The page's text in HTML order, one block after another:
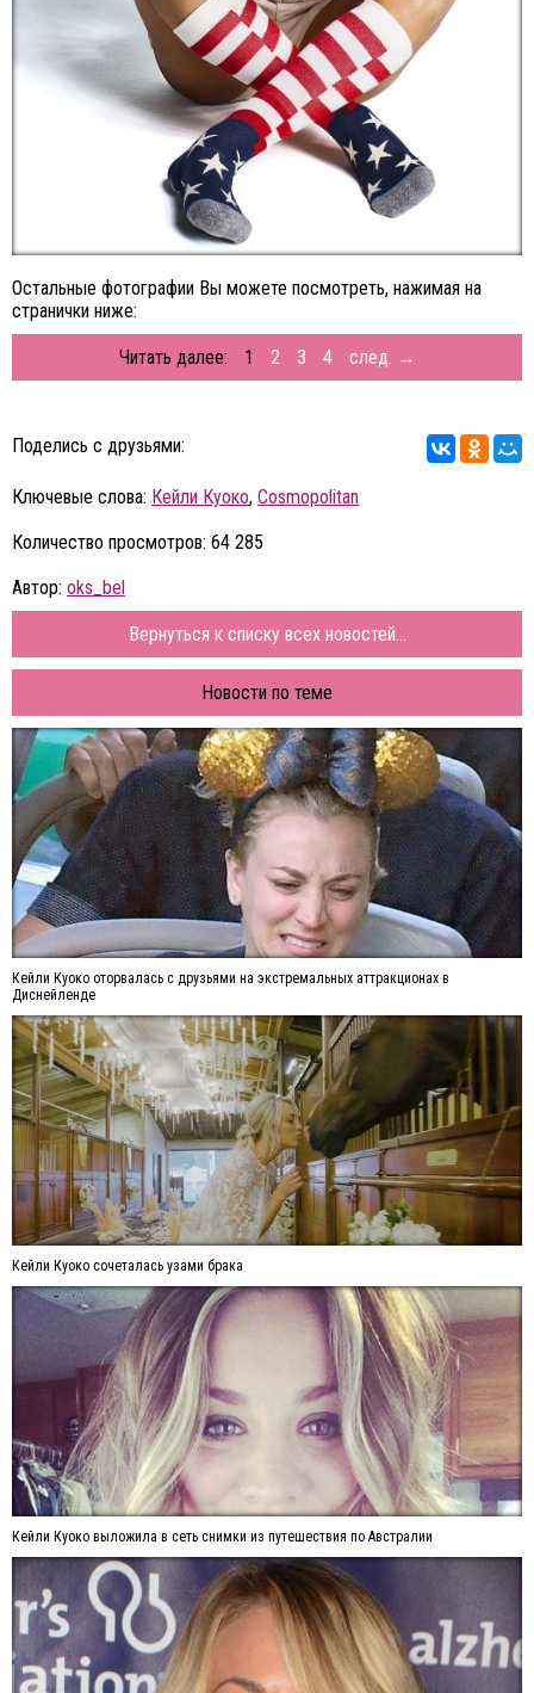
Остальные фотографии Вы можете посмотреть, нажимая на
странички ниже:
Читать далее: 1 2 3 4 след. →
Поделись с друзьями:
Ключевые слова: Кейли Куоко, Cosmopolitan
Количество просмотров: 64 285
Автор: oks_bel
Вернуться к списку всех новостей...
Новости по теме
Кейли Куоко оторвалась с друзьями на экстремальных аттракционах в
Диснейленде
Кейли Куоко сочеталась узами брака
Кейли Куоко выложила в сеть снимки из путешествия по Австралии